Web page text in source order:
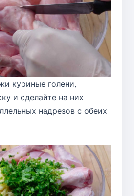
куриные голени,
и сделайте на них
надрезов с обеих